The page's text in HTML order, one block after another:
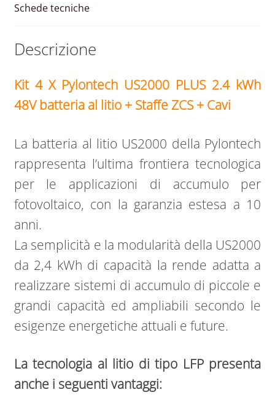
Schede tecniche
Descrizione
Kit 4 X Pylontech US2000 PLUS 2.4 kWh
48V batteria al litio + Staffe ZCS + Cavi
La batteria al litio US2000 della Pylontech
rappresenta l’ultima frontiera tecnologica
per le applicazioni di accumulo per
fotovoltaico, con la garanzia estesa a 10
anni.
La semplicità e la modularità della US2000
da 2,4 kWh di capacità la rende adatta a
realizzare sistemi di accumulo di piccole e
grandi capacità ed ampliabili secondo le
esigenze energetiche attuali e future.
La tecnologia al litio di tipo LFP presenta
anche i seguenti vantaggi: